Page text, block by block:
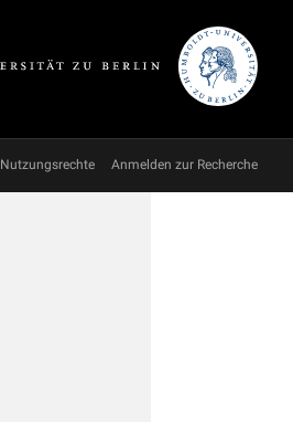
Nutzungsrechte Anmelden zur Recherche